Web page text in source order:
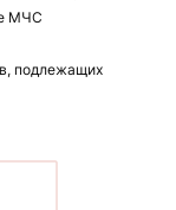
МЧС
подлежащих